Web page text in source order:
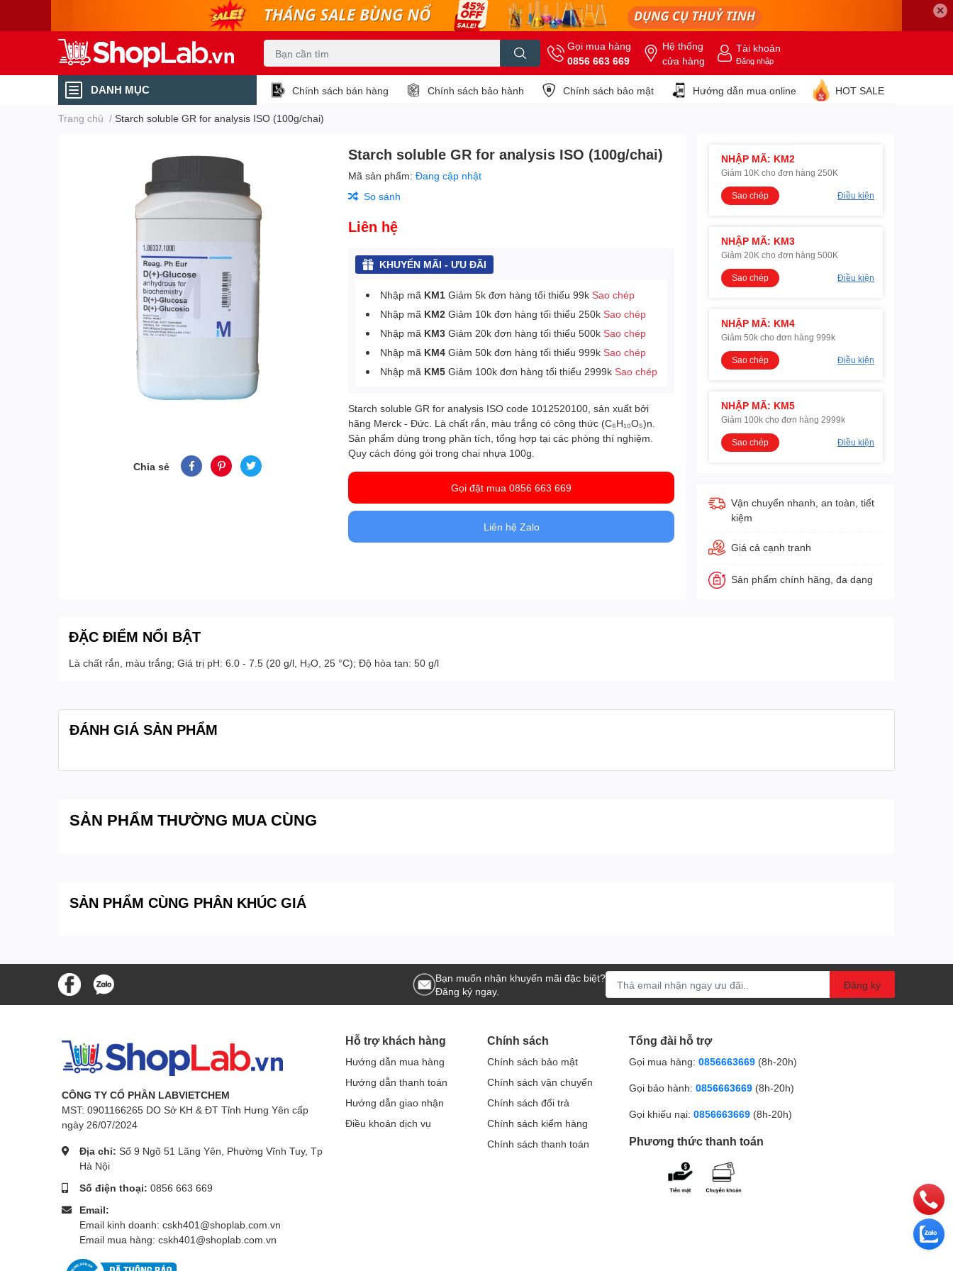
✕
Gọi mua hàng
0856 663 669
Hệ thống
cửa hàng
Tài khoản
Đăng nhập
DANH MỤC Chính sách bán hàng Chính sách bảo hành Chính sách bảo mật Hướng dẫn mua online HOT SALE
Trang chủ / Starch soluble GR for analysis ISO (100g/chai)
Chia sẻ
Starch soluble GR for analysis ISO (100g/chai)
Mã sản phẩm:Đang cập nhật
So sánh
Liên hệ
KHUYẾN MÃI - ƯU ĐÃI
Nhập mã KM1 Giảm 5k đơn hàng tối thiểu 99kSao chép
Nhập mã KM2 Giảm 10k đơn hàng tối thiểu 250kSao chép
Nhập mã KM3 Giảm 20k đơn hàng tối thiểu 500kSao chép
Nhập mã KM4 Giảm 50k đơn hàng tối thiểu 999kSao chép
Nhập mã KM5 Giảm 100k đơn hàng tối thiểu 2999kSao chép
Starch soluble GR for analysis ISO code 1012520100, sản xuất bởi
hãng Merck - Đức. Là chất rắn, màu trắng có công thức (C₆H₁₀O₅)n.
Sản phẩm dùng trong phân tích, tổng hợp tại các phòng thí nghiệm.
Quy cách đóng gói trong chai nhựa 100g.
Gọi đặt mua 0856 663 669
Liên hệ Zalo
NHẬP MÃ: KM2
Giảm 10K cho đơn hàng 250K
Sao chép Điều kiện
NHẬP MÃ: KM3
Giảm 20K cho đơn hàng 500K
Sao chép Điều kiện
NHẬP MÃ: KM4
Giảm 50k cho đơn hàng 999k
Sao chép Điều kiện
NHẬP MÃ: KM5
Giảm 100k cho đơn hàng 2999k
Sao chép Điều kiện
Vận chuyển nhanh, an toàn, tiết
kiệm
Giá cả cạnh tranh
Sản phẩm chính hãng, đa dạng
ĐẶC ĐIỂM NỔI BẬT
Là chất rắn, màu trắng; Giá trị pH: 6.0 - 7.5 (20 g/l, H₂O, 25 °C); Độ hòa tan: 50 g/l
ĐÁNH GIÁ SẢN PHẨM
SẢN PHẨM THƯỜNG MUA CÙNG
SẢN PHẨM CÙNG PHÂN KHÚC GIÁ
Bạn muốn nhận khuyến mãi đặc biệt?
Đăng ký ngay.
Đăng ký
CÔNG TY CỔ PHẦN LABVIETCHEM
MST: 0901166265 DO Sở KH & ĐT Tỉnh Hưng Yên cấp
ngày 26/07/2024
Địa chỉ: Số 9 Ngõ 51 Lãng Yên, Phường Vĩnh Tuy, Tp
Hà Nội
Số điện thoại: 0856 663 669
Email:
Email kinh doanh: cskh401@shoplab.com.vn
Email mua hàng: cskh401@shoplab.com.vn
Hỗ trợ khách hàng
Hướng dẫn mua hàng
Hướng dẫn thanh toán
Hướng dẫn giao nhận
Điều khoản dịch vụ
Chính sách
Chính sách bảo mật
Chính sách vận chuyển
Chính sách đổi trả
Chính sách kiểm hàng
Chính sách thanh toán
Tổng đài hỗ trợ
Gọi mua hàng: 0856663669 (8h-20h)
Gọi bảo hành: 0856663669 (8h-20h)
Gọi khiếu nại: 0856663669 (8h-20h)
Phương thức thanh toán